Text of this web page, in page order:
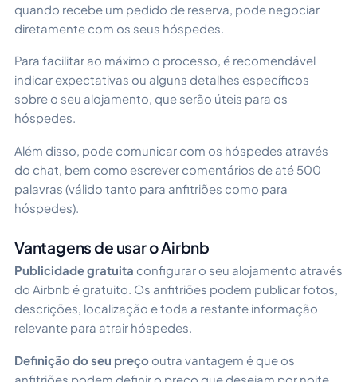
quando recebe um pedido de reserva, pode negociar
diretamente com os seus hóspedes.
Para facilitar ao máximo o processo, é recomendável
indicar expectativas ou alguns detalhes específicos
sobre o seu alojamento, que serão úteis para os
hóspedes.
Além disso, pode comunicar com os hóspedes através
do chat, bem como escrever comentários de até 500
palavras (válido tanto para anfitriões como para
hóspedes).
Vantagens de usar o Airbnb
Publicidade gratuita configurar o seu alojamento através
do Airbnb é gratuito. Os anfitriões podem publicar fotos,
descrições, localização e toda a restante informação
relevante para atrair hóspedes.
Definição do seu preço outra vantagem é que os